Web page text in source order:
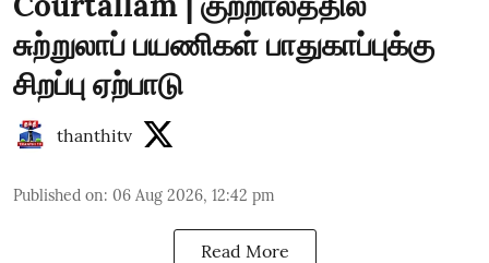
சுற்றுலாப் பயணிகள் பாதுகாப்புக்கு
சிறப்பு ஏற்பாடு
thanthitv
Published on: 06 Aug 2026, 12:42 pm
Read More